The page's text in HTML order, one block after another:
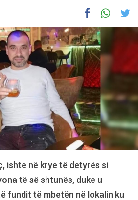
ishte në krye të detyrës si
të së shtunës, duke u
fundit të mbetën në lokalin ku